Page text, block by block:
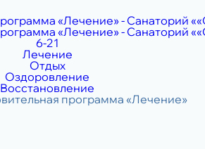
6-21
Лечение
Отдых
Оздоровление
Восстановление